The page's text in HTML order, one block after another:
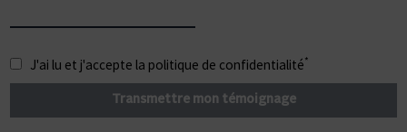
J'ai lu et j'accepte la politique de confidentialité*